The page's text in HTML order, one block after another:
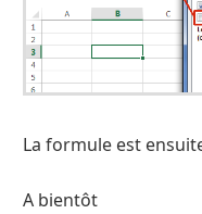
La formule est
A bientôt